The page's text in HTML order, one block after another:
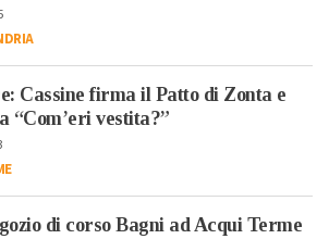
Cassine firma il Patto di Zonta e
“Com’eri vestita?”
di corso Bagni ad Acqui Terme